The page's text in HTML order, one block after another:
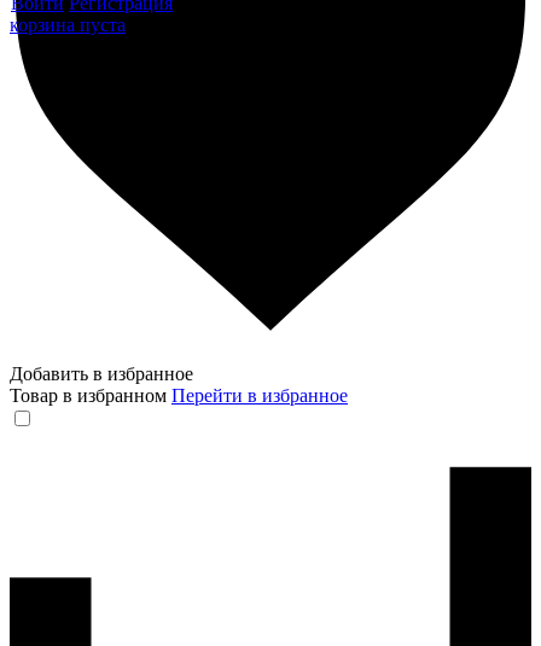
корзина пуста
Добавить в избранное
Товар в избранном Перейти в избранное